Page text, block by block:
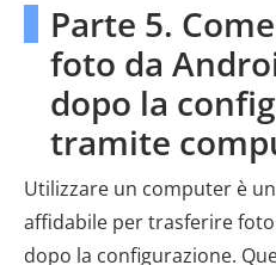
Parte 5.
foto da
dopo la
tramite
Utilizzare un computer è
affidabile per trasferire
dopo la configurazione.